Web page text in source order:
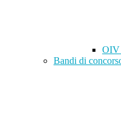
OIV
Bandi di